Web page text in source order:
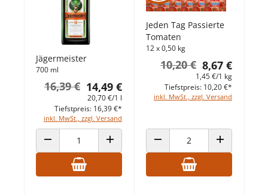
Jägermeister
700 ml
14,49 €
16,39 €
20,70 €/1 l
inkl. MwSt., zzgl. Versand
Tiefstpreis: 16,39 €*
ANZAHL VERRINGERNANZAHL ERHÖHEN
Jeden Tag Passierte
Tomaten
12 x 0,50 kg
8,67 €
10,20 €
1,45 €/1 kg
inkl. MwSt., zzgl. Versand
Tiefstpreis: 10,20 €*
ANZAHL VERRINGERNANZAHL